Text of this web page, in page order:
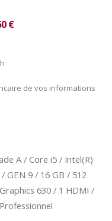
€
de vos informations
A / Core i5 / Intel(R)
GEN 9 / 16 GB / 512
630 / 1 HDMI /